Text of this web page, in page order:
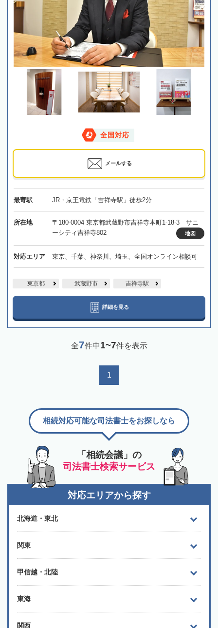
全国対応
メールする
最寄駅 JR・京王電鉄「吉祥寺駅」徒歩2分
所在地
〒180-0004 東京都武蔵野市吉祥寺本町1-18-3 サニ
ーシティ吉祥寺802
地図
対応エリア 東京、千葉、神奈川、埼玉、全国オンライン相談可
東京都 武蔵野市 吉祥寺駅
詳細を見る
全7件中1~7件を表示
1
「相続会議」の
司法書士検索サービス
相続対応可能な司法書士をお探しなら
対応エリアから探す
北海道・東北
関東
甲信越・北陸
東海
関西